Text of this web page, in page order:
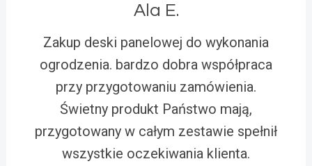
Ala E.
Zakup deski panelowej do wykonania
ogrodzenia. bardzo dobra współpraca
przy przygotowaniu zamówienia.
Świetny produkt Państwo mają,
przygotowany w całym zestawie spełnił
wszystkie oczekiwania klienta.